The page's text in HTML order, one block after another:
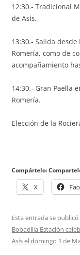
12:30.- Tradicional
de Asis.
13:30.- Salida
Romería, como de
acompañamiento
14:30.- Gran Paella
Romería.
Elección de la
Compártelo:
X
Esta entrada se publicó
Bobadilla Estación
Asís el domingo 1 de